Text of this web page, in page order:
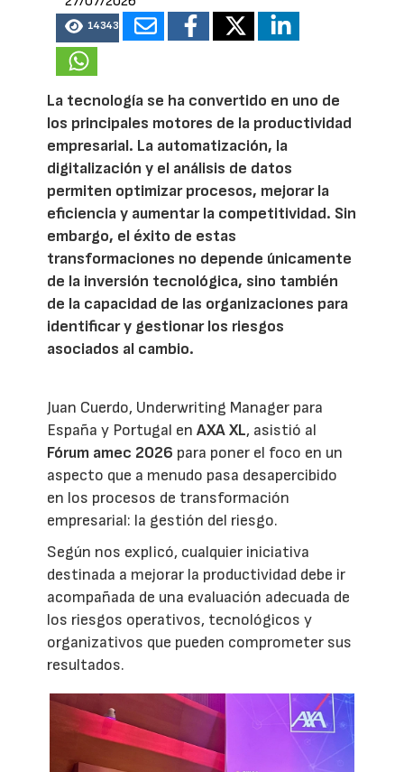
14343
La tecnología se ha convertido en uno de
los principales motores de la productividad
empresarial. La automatización, la
digitalización y el análisis de datos
permiten optimizar procesos, mejorar la
eficiencia y aumentar la competitividad. Sin
embargo, el éxito de estas
transformaciones no depende únicamente
de la inversión tecnológica, sino también
de la capacidad de las organizaciones para
identificar y gestionar los riesgos
asociados al cambio.
Juan Cuerdo, Underwriting Manager para
España y Portugal enAXA XL, asistió al
Fórum amec 2026 para poner el foco en un
aspecto que a menudo pasa desapercibido
en los procesos de transformación
empresarial: la gestión del riesgo.
Según nos explicó, cualquier iniciativa
destinada a mejorar la productividad debe ir
acompañada de una evaluación adecuada de
los riesgos operativos, tecnológicos y
organizativos que pueden comprometer sus
resultados.